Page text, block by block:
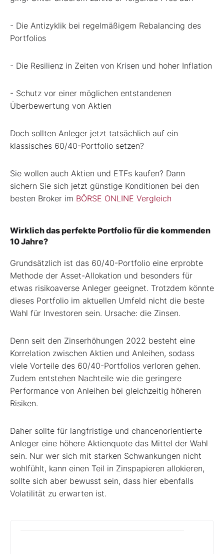
- Die Antizyklik bei regelmäßigem Rebalancing des
Portfolios
- Die Resilienz in Zeiten von Krisen und hoher Inflation
- Schutz vor einer möglichen entstandenen
Überbewertung von Aktien
Doch sollten Anleger jetzt tatsächlich auf ein
klassisches 60/40-Portfolio setzen?
Sie wollen auch Aktien und ETFs kaufen? Dann
sichern Sie sich jetzt günstige Konditionen bei den
besten Broker im BÖRSE ONLINE Vergleich
Wirklich das perfekte Portfolio für die kommenden
10 Jahre?
Grundsätzlich ist das 60/40-Portfolio eine erprobte
Methode der Asset-Allokation und besonders für
etwas risikoaverse Anleger geeignet. Trotzdem könnte
dieses Portfolio im aktuellen Umfeld nicht die beste
Wahl für Investoren sein. Ursache: die Zinsen.
Denn seit den Zinserhöhungen 2022 besteht eine
Korrelation zwischen Aktien und Anleihen, sodass
viele Vorteile des 60/40-Portfolios verloren gehen.
Zudem entstehen Nachteile wie die geringere
Performance von Anleihen bei gleichzeitig höheren
Risiken.
Daher sollte für langfristige und chancenorientierte
Anleger eine höhere Aktienquote das Mittel der Wahl
sein. Nur wer sich mit starken Schwankungen nicht
wohlfühlt, kann einen Teil in Zinspapieren allokieren,
sollte sich aber bewusst sein, dass hier ebenfalls
Volatilität zu erwarten ist.